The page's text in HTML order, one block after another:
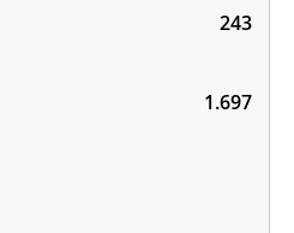
243
1.697